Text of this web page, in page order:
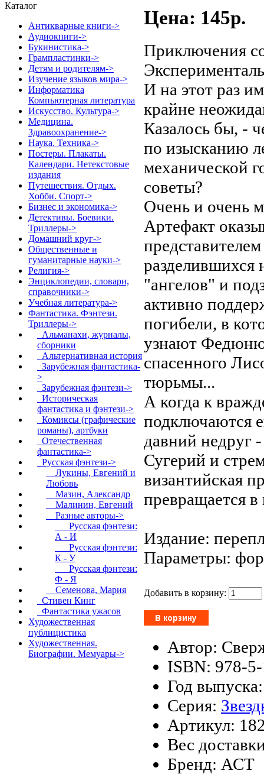
Каталог
Антикварные книги->
Аудиокниги->
Букинистика->
Грампластинки->
Детям и родителям->
Изучение языков мира->
Информатика
Компьютерная литература
Искусство. Культура->
Медицина.
Здравоохранение->
Наука. Техника->
Постеры. Плакаты.
Календари. Нетекстовые
издания
Путешествия. Отдых.
Хобби. Спорт->
Бизнес и экономика->
Детективы. Боевики.
Триллеры->
Домашний круг->
Общественные и
гуманитарные науки->
Религия->
Энциклопедии, словари,
справочники->
Учебная литература->
Фантастика. Фэнтези.
Триллеры->
Альманахи, журналы,
сборники
Альтернативная история
Зарубежная фантастика-
>
Зарубежная фэнтези->
Историческая
фантастика и фэнтези->
Комиксы (графические
романы), артбуки
Отечественная
фантастика->
Русская фэнтези->
Лукины, Евгений и
Любовь
Мазин, Александр
Малинин, Евгений
Разные авторы->
Русская фэнтези:
А - И
Русская фэнтези:
К - У
Русская фэнтези:
Ф - Я
Семенова, Мария
Стивен Кинг
Фантастика ужасов
Художественная
публицистика
Художественная.
Биографии. Мемуары->
Цена: 145p.
Приключения
И на этот раз
крайне
Казалось бы, -
по изысканию
механической
советы?
Очень и очень
Артефакт
разделившихся
"ангелов" и
активно
погибели, в
узнают
спасенного
тюрьмы...
А когда к
подключаются
давний недруг
Сугерий и
византийская
превращается
Издание:
Параметры:
Добавить в корзину:
Автор:
ISBN: 978-
Год
Серия:
Артикул:
Вес
Бренд: АСТ